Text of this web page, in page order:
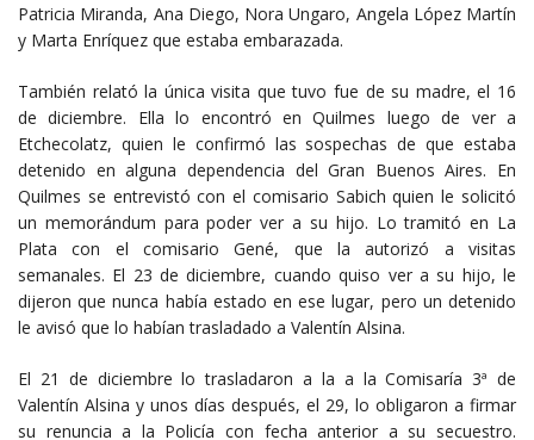
Patricia Miranda, Ana Diego, Nora Ungaro, Angela López Martín
y Marta Enríquez que estaba embarazada.
También relató la única visita que tuvo fue de su madre, el 16
de diciembre. Ella lo encontró en Quilmes luego de ver a
Etchecolatz, quien le confirmó las sospechas de que estaba
detenido en alguna dependencia del Gran Buenos Aires. En
Quilmes se entrevistó con el comisario Sabich quien le solicitó
un memorándum para poder ver a su hijo. Lo tramitó en La
Plata con el comisario Gené, que la autorizó a visitas
semanales. El 23 de diciembre, cuando quiso ver a su hijo, le
dijeron que nunca había estado en ese lugar, pero un detenido
le avisó que lo habían trasladado a Valentín Alsina.
El 21 de diciembre lo trasladaron a la a la Comisaría 3ª de
Valentín Alsina y unos días después, el 29, lo obligaron a firmar
su renuncia a la Policía con fecha anterior a su secuestro.